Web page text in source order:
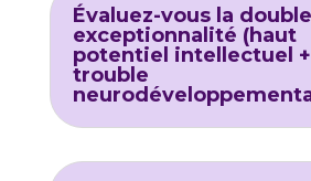
Évaluez-vous la double
exceptionnalité (haut
potentiel intellectuel +
trouble